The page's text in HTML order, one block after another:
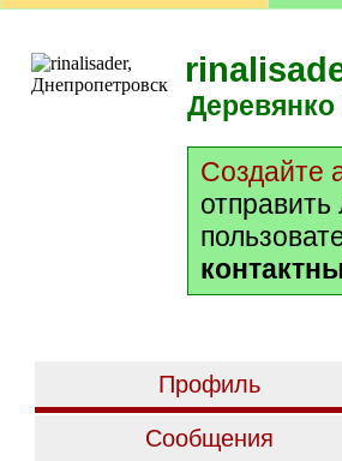
Создайте
Профиль
Сообщения